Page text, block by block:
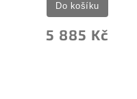
5 885 Kč
Do košíku